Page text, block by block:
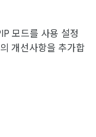
모드를 사용 설정
개선사항을 추가합